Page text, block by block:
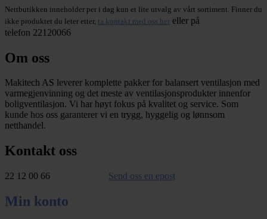
Nettbutikken inneholder per i dag kun et lite utvalg av vårt sortiment. Finner du
ikke produktet du leter etter, ta kontakt med oss her eller på
telefon 22120066
Om oss
Makitech AS leverer komplette pakker for balansert ventilasjon med
varmegjenvinning og det meste av ventilasjonsprodukter innenfor
boligventilasjon. Vi har høyt fokus på kvalitet og service. Som
kunde hos oss garanterer vi en trygg, hyggelig og lønnsom
netthandel.
Kontakt oss
22 12 00 66 Send oss en epost
Min konto